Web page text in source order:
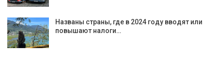
Названы страны, где в 2024 году вводят или
повышают налоги…